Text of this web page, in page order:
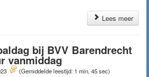
Lees meer
bij BVV Barendrecht
vanmiddag
(Gemiddelde leestijd: 1 min, 45 sec)